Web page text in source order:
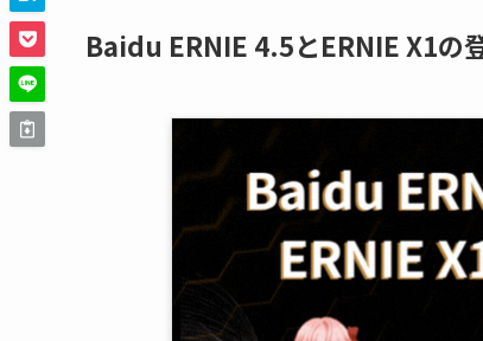
Baidu ERNIE 4.5とERNIE X1の